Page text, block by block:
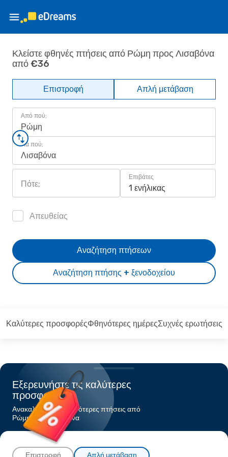
Κλείστε φθηνές πτήσεις από Ρώμη προς Λισαβόνα
από €36
Επιστροφή Απλή μετάβαση
Από πού;
Ρώμη
Για πού;
Λισαβόνα
Πότε;
Επιβάτες
1 ενήλικας
Απευθείας
Αναζήτηση πτήσης + ξενοδοχείου
Αναζήτηση πτήσεων
Καλύτερες προσφορέςΦθηνότερες ημέρεςΣυχνές ερωτήσεις
Εξερευνήστε τις καλύτερες
προσφορές
Ανακαλύψτε τις φθηνότερες πτήσεις από
Ρώμηπρος Λισαβόνα
Επιστροφή Απλή μετάβαση